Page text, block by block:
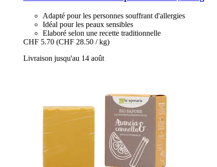
Adapté pour les personnes souffrant d'allergies
Idéal pour les peaux sensibles
Elaboré selon une recette traditionnelle
CHF 5.70 (CHF 28.50 / kg)
Livraison jusqu'au 14 août